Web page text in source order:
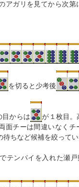
アガリを見てから次第
を切ると少考後
目からは
が１枚目。
面チーは間違いなくチ
ちなど候補を絞ってい
テンパイを入れた瀬戸